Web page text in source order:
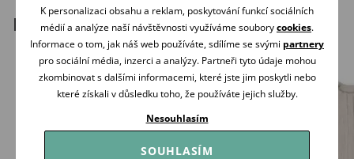
Podobné produkty
K personalizaci obsahu a reklam, poskytování funkcí sociálních
médií a analýze naší návštěvnosti využíváme souborycookies.
Informace o tom, jak náš web používáte, sdílíme se svými partnery
pro sociální média, inzerci a analýzy. Partneři tyto údaje mohou
zkombinovat s dalšími informacemi, které jste jim poskytli nebo
které získali v důsledku toho, že používáte jejich služby.
Nesouhlasím
SOUHLASÍM